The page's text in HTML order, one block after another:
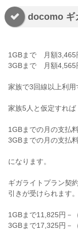
docomo ギ
1GBまで 月額3,465
3GBまで 月額4,565
家族で3回線以上利用
家族5人と仮定すれば
1GBまでの月の支払
3GBまでの月の支払
になります。
ギガライトプラン契
引きが受けられます。
1GBまで11,825円－
3GBまで17,325円－